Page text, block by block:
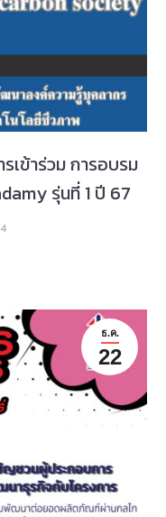
เข้าร่วม การอบรม
รุ่นที่ 1 ปี 67
ธ.ค.
22